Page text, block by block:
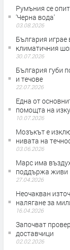
Румъния се
'Черна вода'
03.08.2026
България играе
климатичния
30.07.2026
България губи
и течове
22.07.2026
Една от
помощта на
10.07.2026
Мозъкът е
нивата на
03.06.2026
Марс има
поддържа живи
27.04.2026
Неочакван
налягане за
16.04.2026
Започват
доставчици
02.02.2026